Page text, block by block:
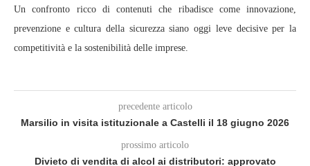
Un confronto ricco di contenuti che ribadisce come innovazione,
prevenzione e cultura della sicurezza siano oggi leve decisive per la
competitività e la sostenibilità delle imprese.
precedente articolo
Marsilio in visita istituzionale a Castelli il 18 giugno 2026
prossimo articolo
Divieto di vendita di alcol ai distributori: approvato